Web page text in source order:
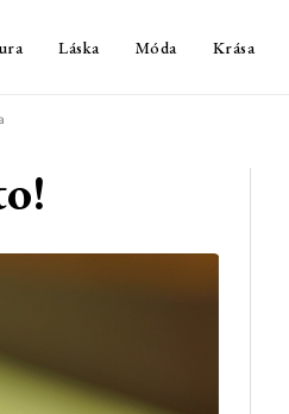
Láska Móda Krása